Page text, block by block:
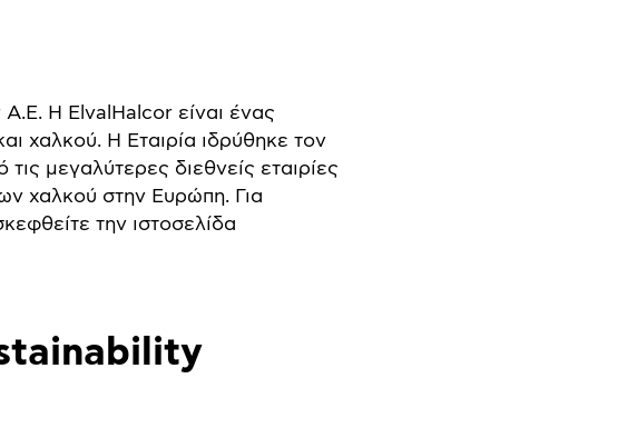
Η ElvalHalcor είναι ένας
χαλκού. Η Εταιρία ιδρύθηκε τον
μεγαλύτερες διεθνείς εταιρίες
χαλκού στην Ευρώπη. Για
την ιστοσελίδα